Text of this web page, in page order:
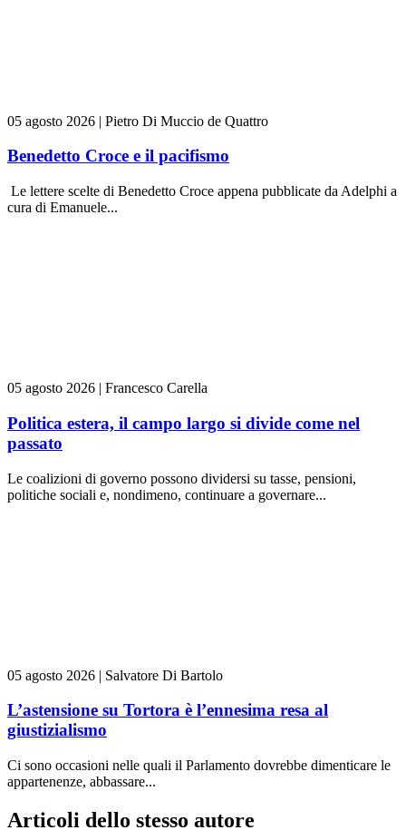
05 agosto 2026 | Pietro Di Muccio de Quattro
Benedetto Croce e il pacifismo
Le lettere scelte di Benedetto Croce appena pubblicate da Adelphi a
cura di Emanuele...
05 agosto 2026 | Francesco Carella
Politica estera, il campo largo si divide come nel
passato
Le coalizioni di governo possono dividersi su tasse, pensioni,
politiche sociali e, nondimeno, continuare a governare...
05 agosto 2026 | Salvatore Di Bartolo
L’astensione su Tortora è l’ennesima resa al
giustizialismo
Ci sono occasioni nelle quali il Parlamento dovrebbe dimenticare le
appartenenze, abbassare...
Articoli dello stesso autore